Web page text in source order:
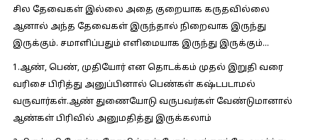
சில தேவைகள் இல்லை அதை குறையாக கருதவில்லை
ஆனால் அந்த தேவைகள் இருந்தால் நிறைவாக இருந்து
இருக்கும். சமாளிப்பதும் எளிமையாக இருந்து இருக்கும்…
1.ஆண், பெண், முதியோர் என தொடக்கம் முதல் இறுதி வரை
வரிசை பிரித்து அனுப்பினால் பெண்கள் கஷ்டபடாமல்
வருவார்கள்.ஆண் துணையோடு வருபவர்கள் வேண்டுமானால்
ஆண்கள் பிரிவில் அனுமதித்து இருக்கலாம்